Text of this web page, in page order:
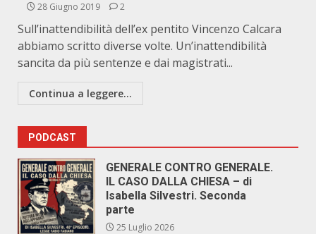
28 Giugno 2019 2
Sull’inattendibilità dell’ex pentito Vincenzo Calcara
abbiamo scritto diverse volte. Un’inattendibilità
sancita da più sentenze e dai magistrati...
Continua a leggere...
PODCAST
GENERALE CONTRO GENERALE.
IL CASO DALLA CHIESA – di
Isabella Silvestri. Seconda
parte
25 Luglio 2026